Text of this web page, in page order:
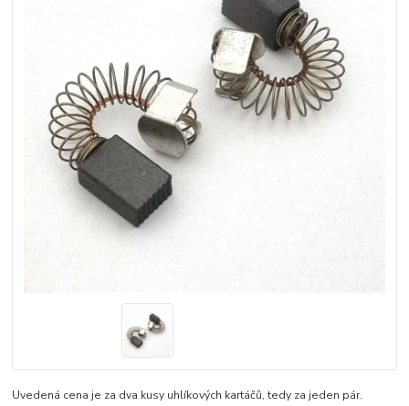
Uvedená cena je za dva kusy uhlíkových kartáčů, tedy za jeden pár.